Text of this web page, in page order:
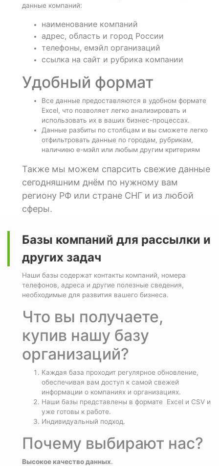
данные компаний:
наименование компаний
адрес, область и город России
телефоны, емэйл организаций
ссылка на сайт и рубрика компании
Удобный формат
Все данные предоставляются в удобном формате
Excel, что позволяет легко анализировать и
использовать их в ваших бизнес-процессах.
Данные разбиты по столбцам и вы сможете легко
отфильтровать данные по городам, рубрикам,
наличиею е-мэйл или любым другим критериям
Также мы можем спарсить свежие данные
сегодняшним днём по нужному вам
региону РФ или стране СНГ и из любой
сферы.
Базы компаний для рассылки и
других задач
Наши базы содержат контакты компаний, номера
телефонов, адреса и другие полезные сведения,
необходимые для развития вашего бизнеса.
Что вы получаете,
купив нашу базу
организаций?
Каждая база проходит регулярное обновление,
обеспечивая вам доступ к самой свежей
информации о компаниях и организациях.
Наши базы представлены в формате Excel и CSV и
уже готовы к работе.
Индивидуальный подход.
Почему выбирают нас?
Высокое качество данных.